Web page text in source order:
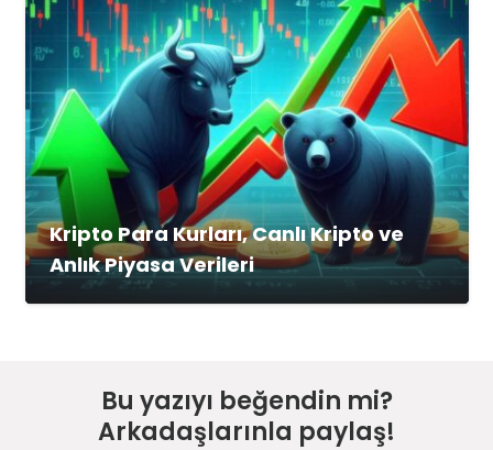
Kripto Para Kurları, Canlı Kripto ve
Anlık Piyasa Verileri
Bu yazıyı beğendin mi?
Arkadaşlarınla paylaş!